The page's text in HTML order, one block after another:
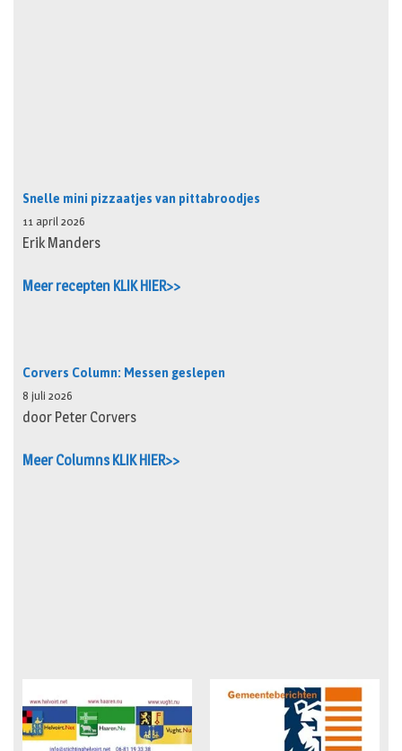
Snelle mini pizzaatjes van pittabroodjes
11 april 2026
Erik Manders
Meer recepten KLIK HIER>>
Corvers Column: Messen geslepen
8 juli 2026
door Peter Corvers
Meer Columns KLIK HIER>>